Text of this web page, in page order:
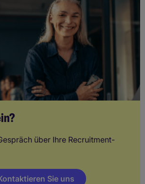
über Ihre Recruitment-
Sie uns